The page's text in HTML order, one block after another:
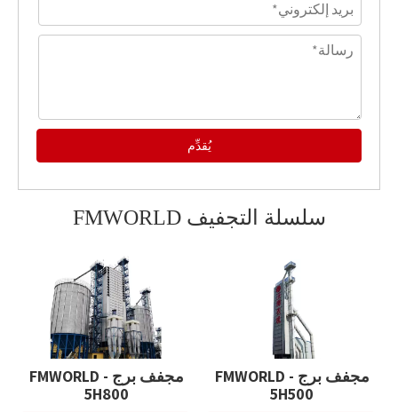
يُقدِّم
سلسلة التجفيف FMWORLD
مجفف برج FMWORLD -
5H800
مجفف برج FMWORLD -
5H500